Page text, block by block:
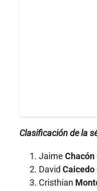
Clasificación de la
Jaime Chacón
David Caicedo
Cristhian